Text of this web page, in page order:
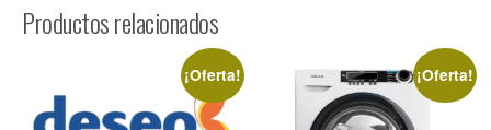
Productos relacionados
¡Oferta! ¡Oferta!